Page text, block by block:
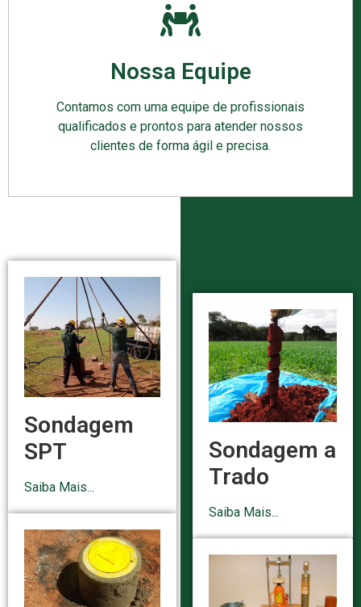
Nossa Equipe
Contamos com uma equipe de profissionais
qualificados e prontos para atender nossos
clientes de forma ágil e precisa.
Sondagem
SPT
Saiba Mais...
Sondagem a
Trado
Saiba Mais...